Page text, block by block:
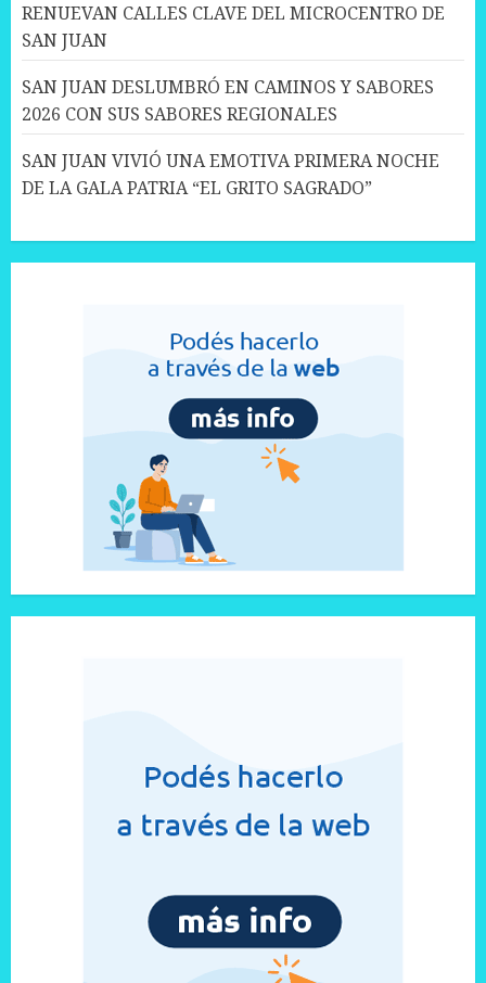
RENUEVAN CALLES CLAVE DEL MICROCENTRO DE
SAN JUAN
SAN JUAN DESLUMBRÓ EN CAMINOS Y SABORES
2026 CON SUS SABORES REGIONALES
SAN JUAN VIVIÓ UNA EMOTIVA PRIMERA NOCHE
DE LA GALA PATRIA “EL GRITO SAGRADO”